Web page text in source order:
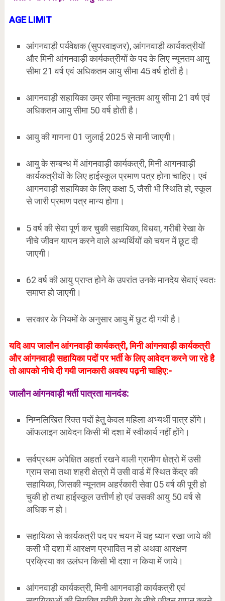
AGE LIMIT
आंगनवाड़ी पर्यवेक्षक (सुपरवाइजर), आंगनवाड़ी कार्यकत्रीयों
और मिनी आंगनवाड़ी कार्यकत्रीयों के पद के लिए न्यूनतम आयु
सीमा 21 वर्ष एवं अधिकतम आयु सीमा 45 वर्ष होती है।
आगनवाड़ी सहायिका उम्र सीमा न्यूनतम आयु सीमा 21 वर्ष एवं
अधिकतम आयु सीमा 50 वर्ष होती है।
आयु की गाणना 01 जुलाई 2025 से मानी जाएगी।
आयु के सम्बन्ध में आंगनवाड़ी कार्यकत्री, मिनी आगनवाड़ी
कार्यकत्रीयों के लिए हाईस्कूल प्रमाण पत्र होना चाहिए। एवं
आगनवाड़ी सहायिका के लिए कक्षा 5, जैसी भी स्थिति हो, स्कूल
से जारी प्रमाण पत्र मान्य होगा।
5 वर्ष की सेवा पूर्ण कर चुकी सहायिका, विधवा, गरीबी रेखा के
नीचे जीवन यापन करने वाले अभ्यर्थियों को चयन में छूट दी
जाएगी।
62 वर्ष की आयु प्राप्त होने के उपरांत उनके मानदेय सेवाएं स्वतः
समाप्त हो जाएगी।
सरकार के नियमों के अनुसार आयु में छूट दी गयी है।
यदि आप जालौन आंगनवाड़ी कार्यकत्री, मिनी आंगनवाड़ी कार्यकत्री
और आंगनवाड़ी सहायिका पदों पर भर्ती के लिए आवेदन करने जा रहे है
तो आपको नीचे दी गयी जानकारी अवश्य पढ़नी चाहिए:-
जालौन आंगनवाड़ी भर्ती पात्रता मानदंड:
निम्नलिखित रिक्त पदों हेतु केवल महिला अभ्यर्थी पात्र होंगे।
ऑफलाइन आवेदन किसी भी दशा में स्वीकार्य नहीं होंगे।
सर्वप्रथम अपेक्षित अहर्ता रखने वाली ग्रामीण क्षेत्रो में उसी
ग्राम सभा तथा शहरी क्षेत्रो में उसी वार्ड में स्थित केंद्र की
सहायिका, जिसकी न्यूनतम अहर्रकारी सेवा 05 वर्ष की पूरी हो
चुकी हो तथा हाईस्कूल उत्तीर्ण हो एवं उसकी आयु 50 वर्ष से
अधिक न हो।
सहायिका से कार्यकत्री पद पर चयन में यह ध्यान रखा जाये की
कसी भी दशा में आरक्षण प्रभावित न हो अथवा आरक्षण
प्रक्रिया का उलंघन किसी भी दशा न किया में जाये।
आंगनवाड़ी कार्यकत्री, मिनी आगनवाड़ी कार्यकत्री एवं